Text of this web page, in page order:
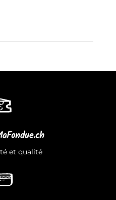
et qualité